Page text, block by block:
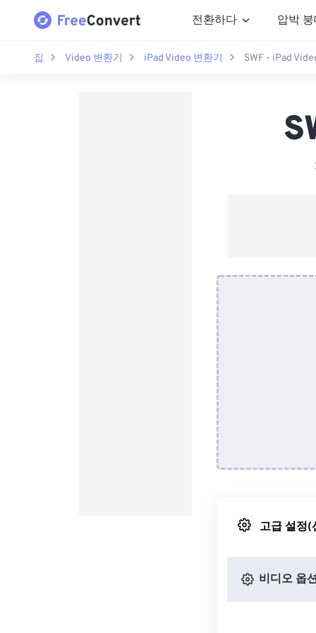
전환하다 압박
집 Video 변환기 iPad Video 변환기 SWF - iPad
고급 설정(
비디오 옵